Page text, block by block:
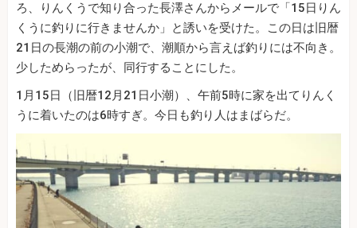
ろ、りんくうで知り合った長澤さんからメールで「15日りん
くうに釣りに行きませんか」と誘いを受けた。この日は旧暦
21日の長潮の前の小潮で、潮順から言えば釣りには不向き。
少しためらったが、同行することにした。
1月15日（旧暦12月21日小潮）、午前5時に家を出てりんく
うに着いたのは6時すぎ。今日も釣り人はまばらだ。